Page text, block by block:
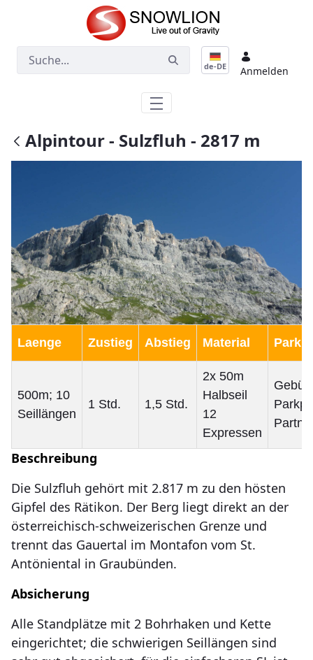
Zum Hauptinhalt springen
de-DE Anmelden
Alpintour - Sulzfluh - 2817 m
Laenge Zustieg Abstieg Material
500m; 10
Seillängen
1 Std. 1,5 Std.
2x 50m
Halbseil
12
Expressen
Beschreibung
Die Sulzfluh gehört mit 2.817 m zu den hösten
Gipfel des Rätikon. Der Berg liegt direkt an der
österreichisch-schweizerischen Grenze und
trennt das Gauertal im Montafon vom St.
Antöniental in Graubünden.
Absicherung
Alle Standplätze mit 2 Bohrhaken und Kette
eingerichtet; die schwierigen Seillängen sind